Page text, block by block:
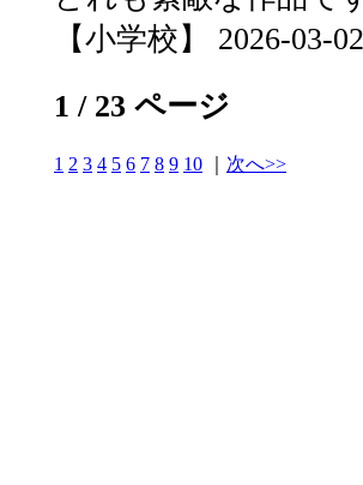
【小学校】 2026-03-
1 / 23 ページ
1 2 3 4 5 6 7 8 9 10 次へ>>